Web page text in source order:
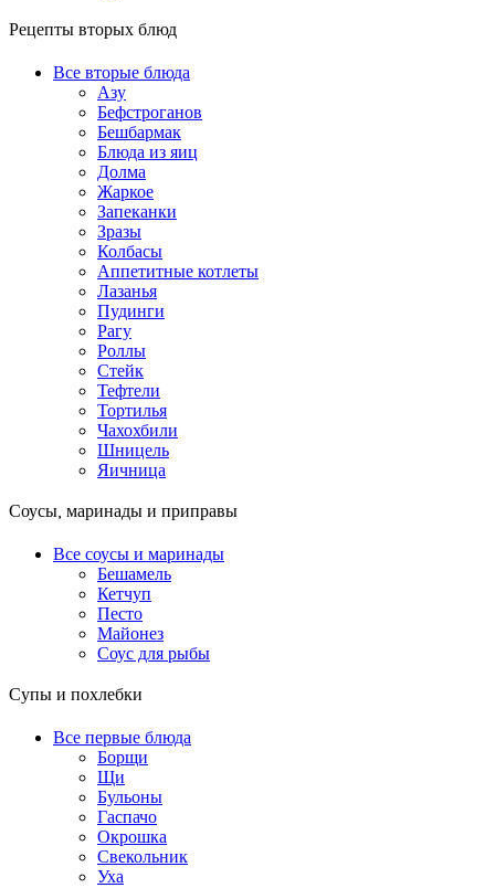
Рецепты вторых блюд
Все вторые блюда
Азу
Бефстроганов
Бешбармак
Блюда из яиц
Долма
Жаркое
Запеканки
Зразы
Колбасы
Аппетитные котлеты
Лазанья
Пудинги
Рагу
Роллы
Стейк
Тефтели
Тортилья
Чахохбили
Шницель
Яичница
Соусы, маринады и приправы
Все соусы и маринады
Бешамель
Кетчуп
Песто
Майонез
Соус для рыбы
Супы и похлебки
Все первые блюда
Борщи
Щи
Бульоны
Гаспачо
Окрошка
Свекольник
Уха